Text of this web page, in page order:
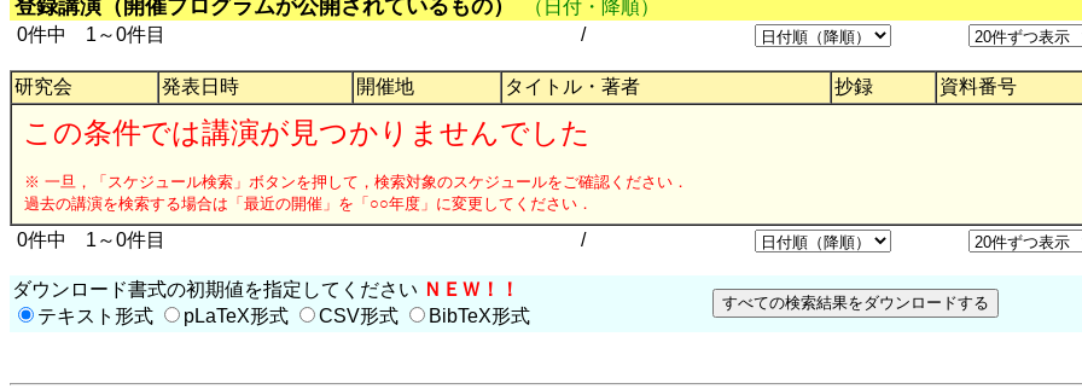
登録講演（開催プログラムが公開されているもの）
（日付・降順）
0件中 1～0件目
/
研究会 発表日時 開催地 タイトル・著者 抄録 資料番号
この条件では講演が見つかりませんでした
※ 一旦，「スケジュール検索」ボタンを押して，検索対象のスケジュールをご確認ください．
過去の講演を検索する場合は「最近の開催」を「○○年度」に変更してください．
0件中 1～0件目 /
ダウンロード書式の初期値を指定してください ＮＥＷ！！
テキスト形式
pLaTeX形式 CSV形式 BibTeX形式